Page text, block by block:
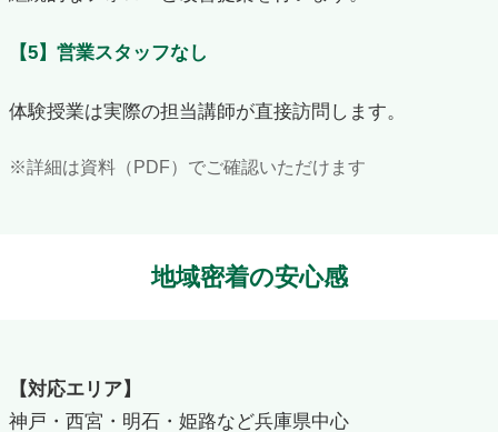
【5】営業スタッフなし
体験授業は実際の担当講師が直接訪問します。
※詳細は資料（PDF）でご確認いただけます
地域密着の安心感
【対応エリア】
神戸・西宮・明石・姫路など兵庫県中心